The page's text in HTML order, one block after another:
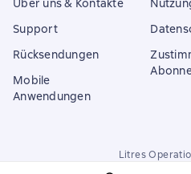
Über uns & Kontakte
Support
Rücksendungen
Mobile
Anwendungen
Litres